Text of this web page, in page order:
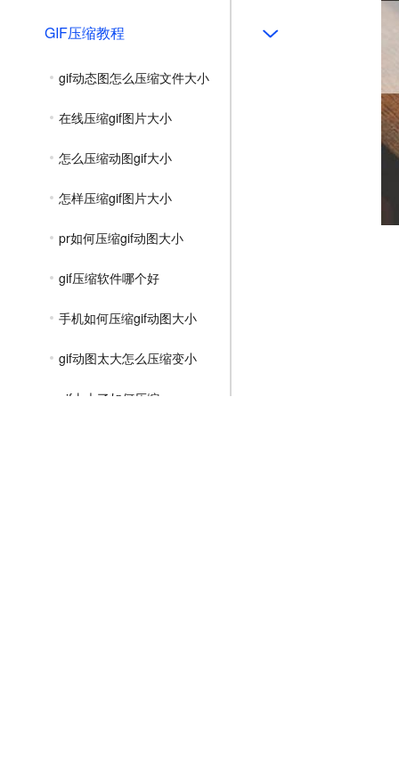
GIF压缩教程
gif动态图怎么压缩文件大小
在线压缩gif图片大小
怎么压缩动图gif大小
怎样压缩gif图片大小
pr如何压缩gif动图大小
gif压缩软件哪个好
手机如何压缩gif动图大小
gif动图太大怎么压缩变小
gif太大了如何压缩